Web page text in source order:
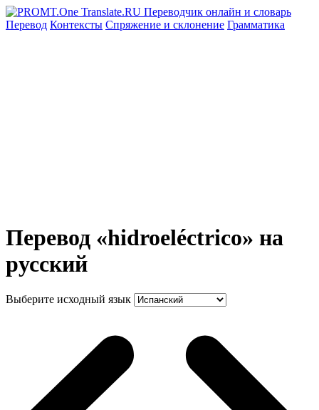
Перевод Контексты Спряжение и склонение Грамматика
Перевод «hidroeléctrico» на
русский
Выберите исходный язык